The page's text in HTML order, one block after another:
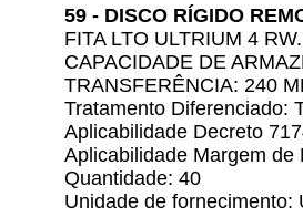
59 - DISCO RÍGIDO
FITA LTO ULTRIUM 4
CAPACIDADE DE
TRANSFERÊNCIA: 240
Tratamento Diferenciado:
Aplicabilidade Decreto
Aplicabilidade Margem de
Quantidade: 40
Unidade de fornecimento: